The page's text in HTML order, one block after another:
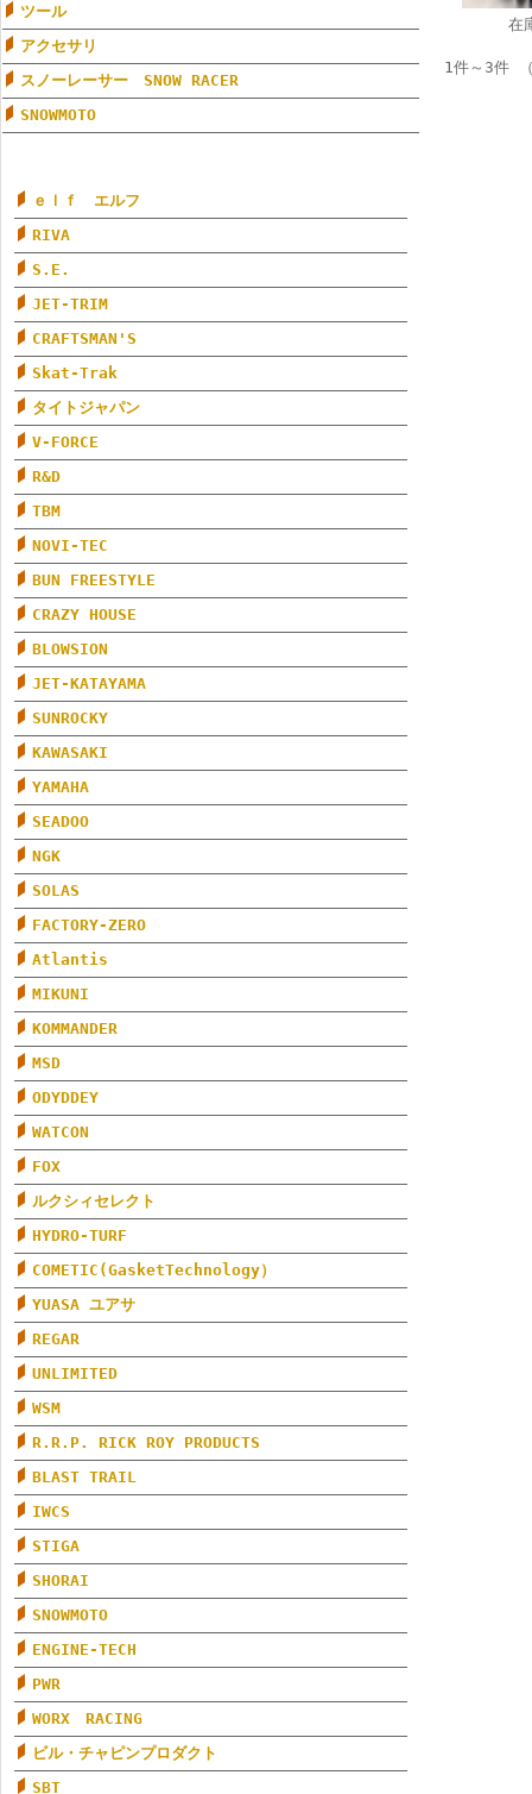
ツール
アクセサリ
スノーレーサー SNOW RACER
SNOWMOTO
ｅｌｆ エルフ
RIVA
S.E.
JET-TRIM
CRAFTSMAN'S
Skat-Trak
タイトジャパン
V-FORCE
R&D
TBM
NOVI-TEC
BUN FREESTYLE
CRAZY HOUSE
BLOWSION
JET-KATAYAMA
SUNROCKY
KAWASAKI
YAMAHA
SEADOO
NGK
SOLAS
FACTORY-ZERO
Atlantis
MIKUNI
KOMMANDER
MSD
ODYDDEY
WATCON
FOX
ルクシィセレクト
HYDRO-TURF
COMETIC(GasketTechnology）
YUASA ユアサ
REGAR
UNLIMITED
WSM
R.R.P. RICK ROY PRODUCTS
BLAST TRAIL
IWCS
STIGA
SHORAI
SNOWMOTO
ENGINE-TECH
PWR
WORX RACING
ビル・チャピンプロダクト
SBT
在
1件～3件